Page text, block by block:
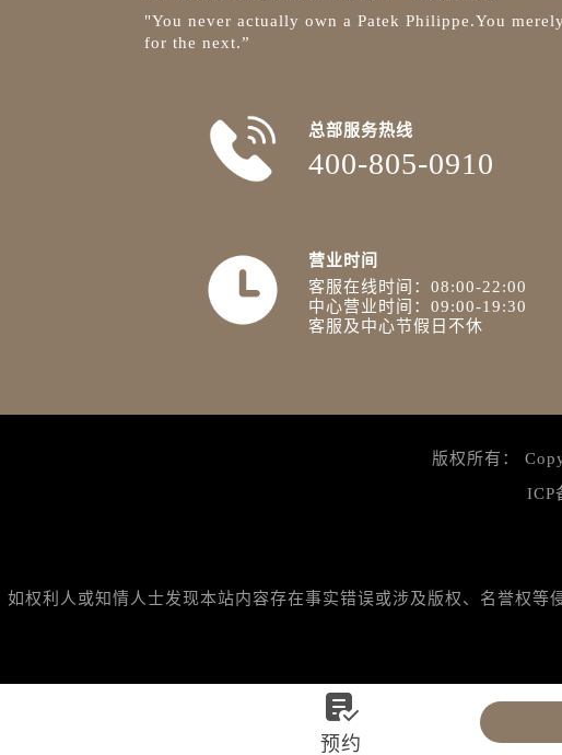
"You never actually own a Patek Philippe.You
for the next.”
总部服务热线
400-805-0910
营业时间
客服在线时间：08:00-22:00
中心营业时间：09:00-19:30
客服及中心节假日不休
版权所有：
ICP
如权利人或知情人士发现本站内容存在事实错误或涉及版权、名誉权

预约